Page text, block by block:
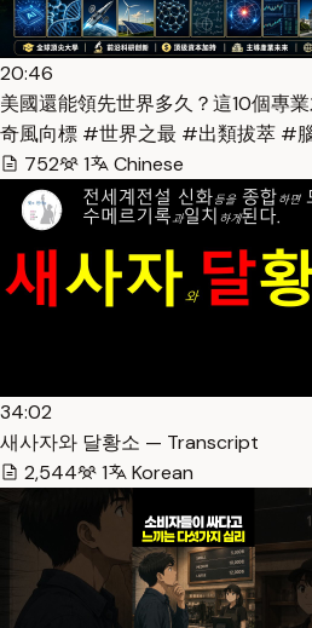
20:46
美國還能領先世界多久？這10個專
奇風向標 #世界之最 #出類拔萃 #
752
1 Chinese
34:02
새사자와 달황소 — Transcript
2,544
1 Korean